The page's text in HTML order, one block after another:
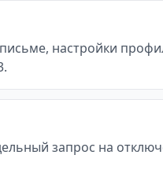
настройки
запрос на